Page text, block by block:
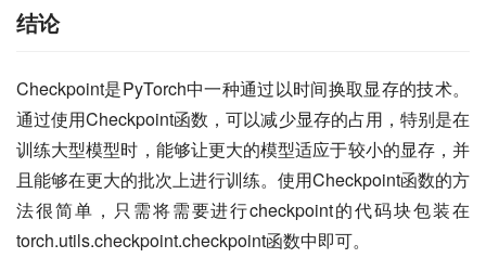
结论
Checkpoint是PyTorch中一种通过以时间换取显存的技术。
通过使用Checkpoint函数，可以减少显存的占用，特别是在
训练大型模型时，能够让更大的模型适应于较小的显存，并
且能够在更大的批次上进行训练。使用Checkpoint函数的方
法很简单，只需将需要进行checkpoint的代码块包装在
torch.utils.checkpoint.checkpoint函数中即可。